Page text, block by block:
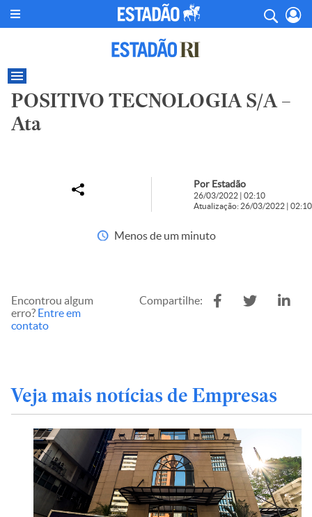
POSITIVO TECNOLOGIA S/A –
Ata
Por Estadão
26/03/2022 | 02:10
Atualização: 26/03/2022 | 02:10
Menos de um minuto
Encontrou algum
erro? Entre em
contato
Compartilhe:
Veja mais notícias de Empresas